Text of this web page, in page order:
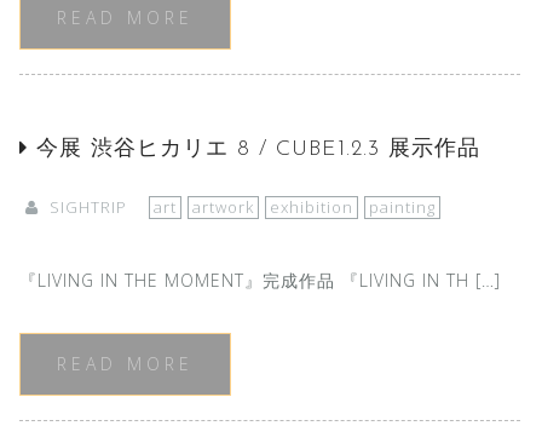
READ MORE
今展 渋谷ヒカリエ 8 / CUBE1.2.3 展示作品
SIGHTRIP art artwork exhibition painting
『LIVING IN THE MOMENT』完成作品 『LIVING IN TH […]
READ MORE